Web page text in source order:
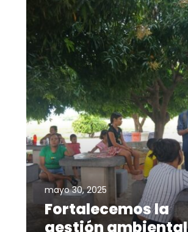
mayo 30, 2025
Fortalecemos la
gestión ambiental